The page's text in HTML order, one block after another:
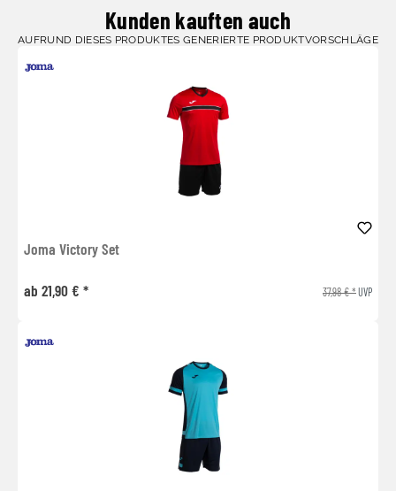
Kunden kauften auch
AUFRUND DIESES PRODUKTES GENERIERTE PRODUKTVORSCHLÄGE
Joma Victory Set
ab 21,90 € * 37,98 € *UVP